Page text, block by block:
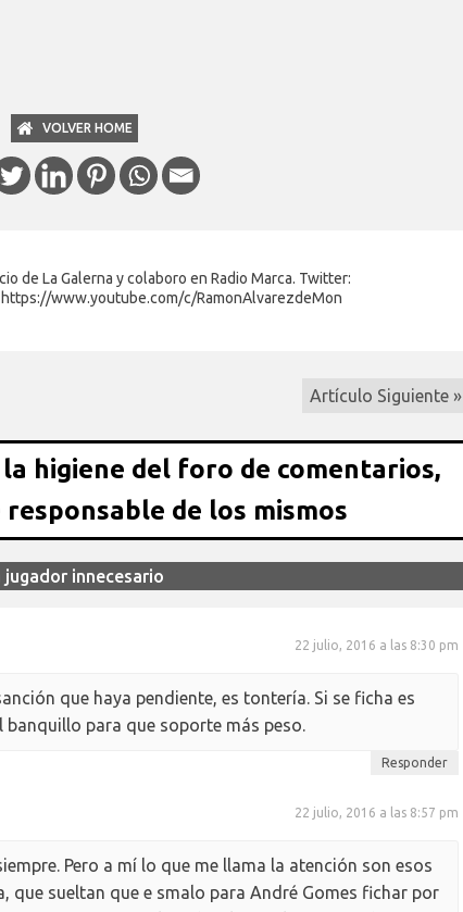
VOLVER HOME
de La Galerna y colaboro en Radio Marca. Twitter:
www.youtube.com/c/RamonAlvarezdeMon
Artículo Siguiente »
higiene del foro de comentarios,
responsable de los mismos
jugador innecesario
22 julio, 2016 a las 8:30 pm
que haya pendiente, es tontería. Si se ficha es
para que soporte más peso.
Responder
22 julio, 2016 a las 8:57 pm
Pero a mí lo que me llama la atención son esos
que sueltan que e smalo para André Gomes fichar por